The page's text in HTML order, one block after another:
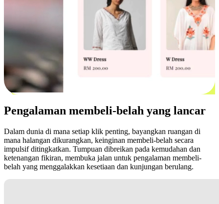
Pengalaman membeli-belah yang lancar
Dalam dunia di mana setiap klik penting, bayangkan ruangan di
mana halangan dikurangkan, keinginan membeli-belah secara
impulsif ditingkatkan. Tumpuan dibreikan pada kemudahan dan
ketenangan fikiran, membuka jalan untuk pengalaman membeli-
belah yang menggalakkan kesetiaan dan kunjungan berulang.